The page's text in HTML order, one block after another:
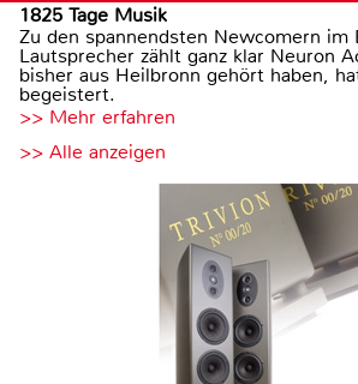
1825 Tage Musik
Zu den spannendsten Newcomern im
Lautsprecher zählt ganz klar Neuron
bisher aus Heilbronn gehört haben,
begeistert.
>> Mehr erfahren
>> Alle anzeigen